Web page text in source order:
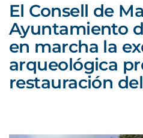
El Consell de
Ayuntamiento
en marcha la
arqueológica
restauración